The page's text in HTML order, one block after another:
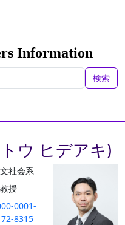
Information
検索
ウ ヒデアキ)
社会系
授
0001-
8315